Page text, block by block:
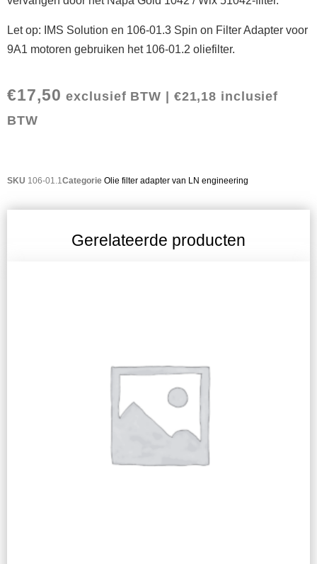
Let op: IMS Solution en 106-01.3 Spin on Filter Adapter voor
9A1 motoren gebruiken het 106-01.2 oliefilter.
€17,50 exclusief BTW | €21,18 inclusief
BTW
SKU 106-01.1 Categorie Olie filter adapter van LN engineering
Gerelateerde producten